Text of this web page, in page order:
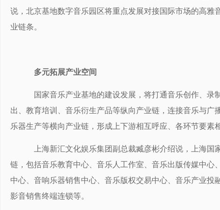
说，北京基地数字音乐园区将重点发展对接国际市场的高雅
业链条。
多元拓展产业空间
国家音乐产业基地的建设发展，将打通音乐创作、录
出、教育培训、音乐衍生产品等纵向产业链，连接音乐与
乐器生产等横向产业链，形成上下游相互呼应、各环节要素
上海新汇文化娱乐集团副总裁臧彦彬介绍说，上海国
链，包括音乐教育中心、音乐人工作室、音乐出版传媒中心
中心、音响乐器销售中心、音乐版权交易中心、音乐产业
影音销售终端连锁等。